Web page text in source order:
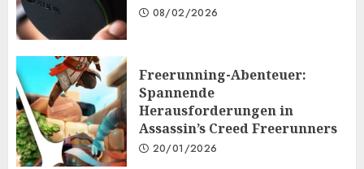
08/02/2026
Freerunning-Abenteuer:
Spannende
Herausforderungen in
Assassin’s Creed Freerunners
20/01/2026